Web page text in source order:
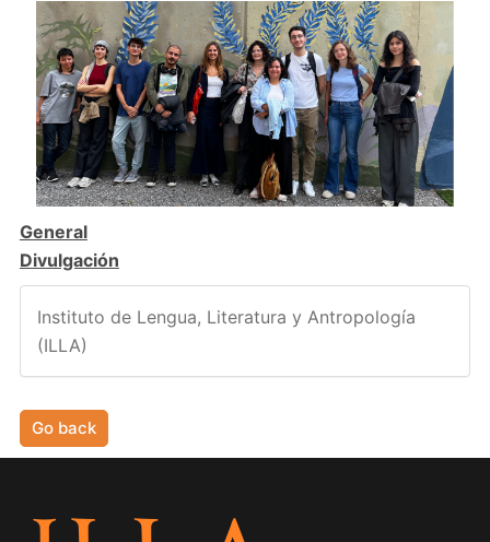
General
Divulgación
Instituto de Lengua, Literatura y Antropología
(ILLA)
Go back